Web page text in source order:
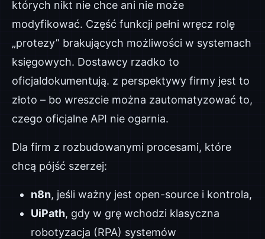
których nikt nie chce ani nie może
modyfikować. Część funkcji pełni wręcz rolę
„protezy” brakujących możliwości w systemach
księgowych. Dostawcy rzadko to
oficjaldokumentują. z perspektywy firmy jest to
złoto – bo wreszcie można zautomatyzować to,
czego oficjalne API nie ogarnia.
Dla firm z rozbudowanymi procesami, które
chcą pójść szerzej:
n8n, jeśli ważny jest open-source i kontrola,
UiPath, gdy w grę wchodzi klasyczna
robotyzacja (RPA) systemów